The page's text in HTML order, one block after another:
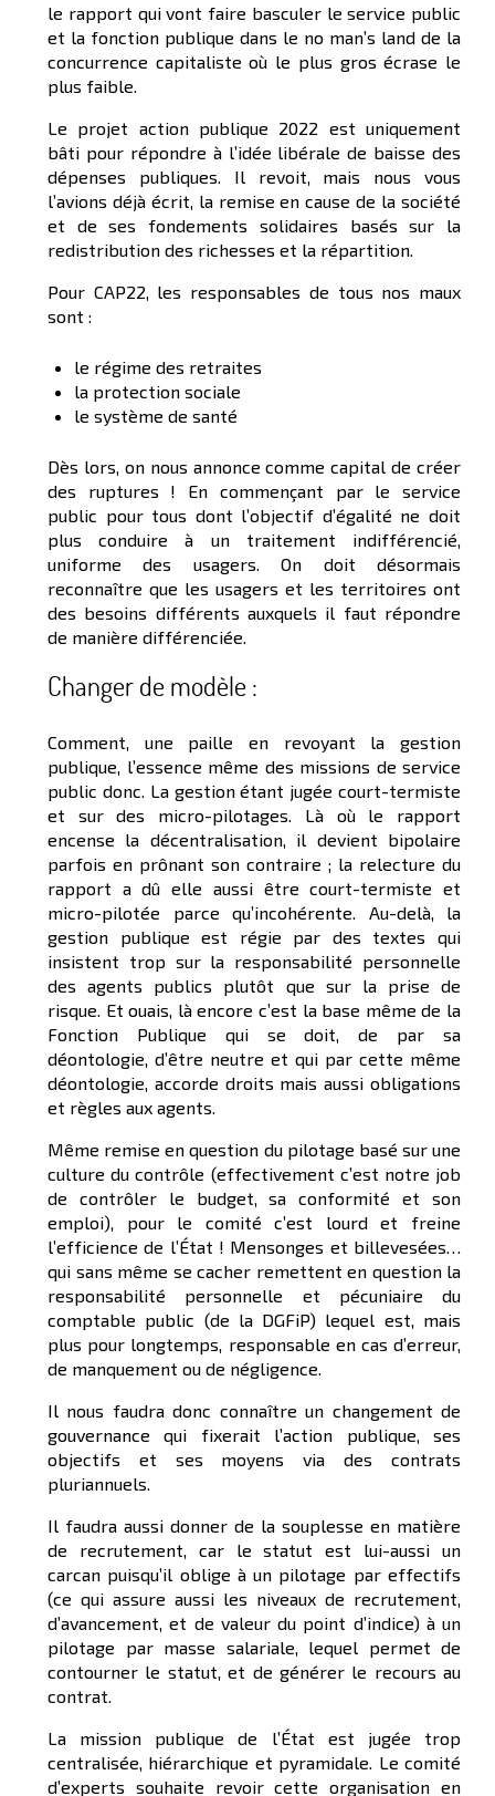
le rapport qui vont faire basculer le service public
et la fonction publique dans le no man’s land de la
concurrence capitaliste où le plus gros écrase le
plus faible.
Le projet action publique 2022 est uniquement
bâti pour répondre à l’idée libérale de baisse des
dépenses publiques. Il revoit, mais nous vous
l’avions déjà écrit, la remise en cause de la société
et de ses fondements solidaires basés sur la
redistribution des richesses et la répartition.
Pour CAP22, les responsables de tous nos maux
sont :
le régime des retraites
la protection sociale
le système de santé
Dès lors, on nous annonce comme capital de créer
des ruptures ! En commençant par le service
public pour tous dont l’objectif d’égalité ne doit
plus conduire à un traitement indifférencié,
uniforme des usagers. On doit désormais
reconnaître que les usagers et les territoires ont
des besoins différents auxquels il faut répondre
de manière différenciée.
Changer de modèle :
Comment, une paille en revoyant la gestion
publique, l’essence même des missions de service
public donc. La gestion étant jugée court-termiste
et sur des micro-pilotages. Là où le rapport
encense la décentralisation, il devient bipolaire
parfois en prônant son contraire ; la relecture du
rapport a dû elle aussi être court-termiste et
micro-pilotée parce qu’incohérente. Au-delà, la
gestion publique est régie par des textes qui
insistent trop sur la responsabilité personnelle
des agents publics plutôt que sur la prise de
risque. Et ouais, là encore c’est la base même de la
Fonction Publique qui se doit, de par sa
déontologie, d’être neutre et qui par cette même
déontologie, accorde droits mais aussi obligations
et règles aux agents.
Même remise en question du pilotage basé sur une
culture du contrôle (effectivement c’est notre job
de contrôler le budget, sa conformité et son
emploi), pour le comité c’est lourd et freine
l’efficience de l’État ! Mensonges et billevesées…
qui sans même se cacher remettent en question la
responsabilité personnelle et pécuniaire du
comptable public (de la DGFiP) lequel est, mais
plus pour longtemps, responsable en cas d’erreur,
de manquement ou de négligence.
Il nous faudra donc connaître un changement de
gouvernance qui fixerait l’action publique, ses
objectifs et ses moyens via des contrats
pluriannuels.
Il faudra aussi donner de la souplesse en matière
de recrutement, car le statut est lui-aussi un
carcan puisqu’il oblige à un pilotage par effectifs
(ce qui assure aussi les niveaux de recrutement,
d’avancement, et de valeur du point d’indice) à un
pilotage par masse salariale, lequel permet de
contourner le statut, et de générer le recours au
contrat.
La mission publique de l’État est jugée trop
centralisée, hiérarchique et pyramidale. Le comité
d’experts souhaite revoir cette organisation en